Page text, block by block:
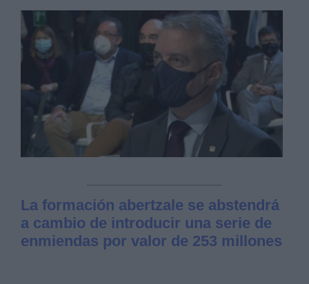
La formación abertzale se abstendrá
a cambio de introducir una serie de
enmiendas por valor de 253 millones